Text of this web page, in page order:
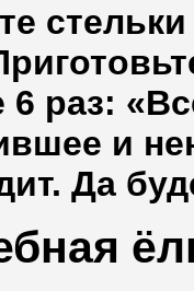
6 раз:
и
Да